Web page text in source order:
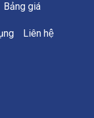
Bảng giá
Liên hệ